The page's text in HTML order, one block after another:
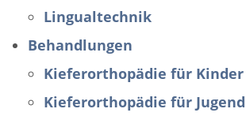
Lingualtechnik
Behandlungen
Kieferorthopädie für Kinder
Kieferorthopädie für